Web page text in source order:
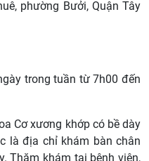
phường Bưởi, Quận Tây
trong tuần từ 7h00 đến
Cơ xương khớp có bề dày
là địa chỉ khám bàn chân
Thăm khám tại bệnh viện,